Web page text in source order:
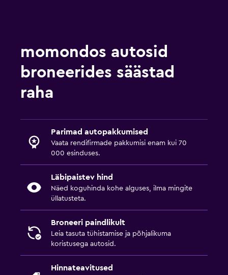
momondos autosid
broneerides säästad
raha
Parimad autopakkumised
Vaata rendifirmade pakkumisi enam kui 70
000 esinduses.
Läbipaistev hind
Näed koguhinda kohe alguses, ilma mingite
üllatusteta.
Broneeri paindlikult
Leia tasuta tühistamise ja põhjalikuma
koristusega autosid.
Hinnateavitused